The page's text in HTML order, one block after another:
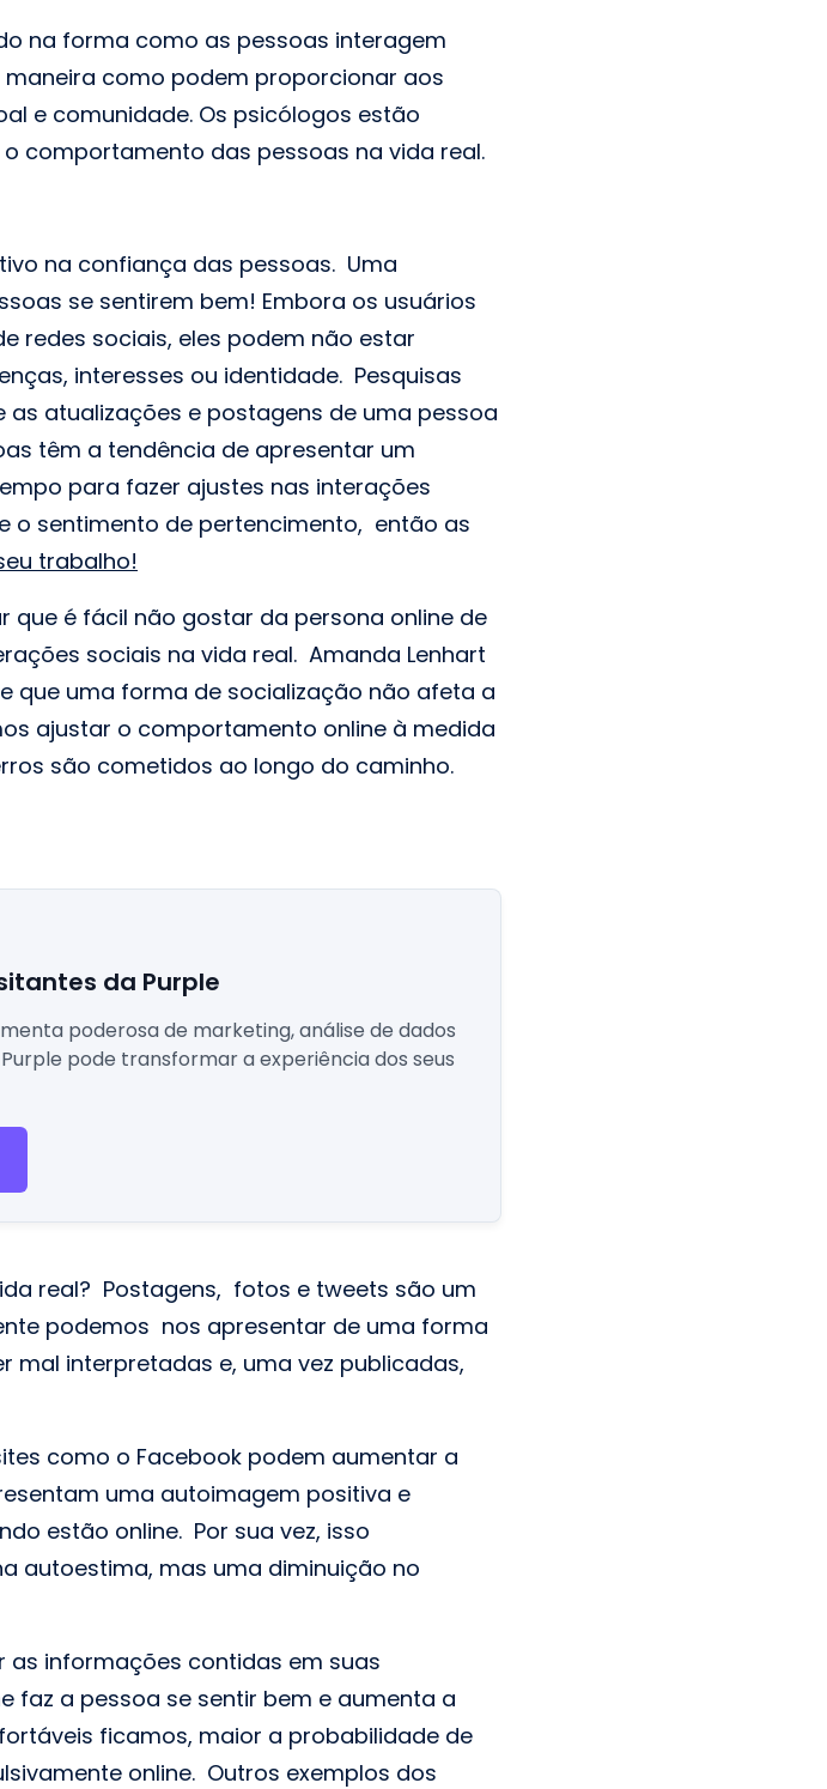
na forma como as pessoas interagem
como podem proporcionar aos
e comunidade. Os psicólogos estão
comportamento das pessoas na vida real.
na confiança das pessoas. Uma
se sentirem bem! Embora os usuários
redes sociais, eles podem não estar
interesses ou identidade. Pesquisas
atualizações e postagens de uma pessoa
têm a tendência de apresentar um
para fazer ajustes nas interações
o sentimento de pertencimento, então as
trabalho!
que é fácil não gostar da persona online de
sociais na vida real. Amanda Lenhart
que uma forma de socialização não afeta a
ajustar o comportamento online à medida
são cometidos ao longo do caminho.
da Purple
poderosa de marketing, análise de dados
pode transformar a experiência dos seus
real? Postagens, fotos e tweets são um
podemos nos apresentar de uma forma
mal interpretadas e, uma vez publicadas,
como o Facebook podem aumentar a
uma autoimagem positiva e
estão online. Por sua vez, isso
autoestima, mas uma diminuição no
as informações contidas em suas
faz a pessoa se sentir bem e aumenta a
ficamos, maior a probabilidade de
online. Outros exemplos dos